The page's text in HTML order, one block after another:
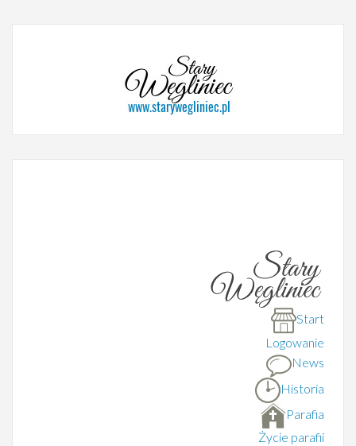
Start
Logowanie
News
Historia
Parafia
Życie parafii